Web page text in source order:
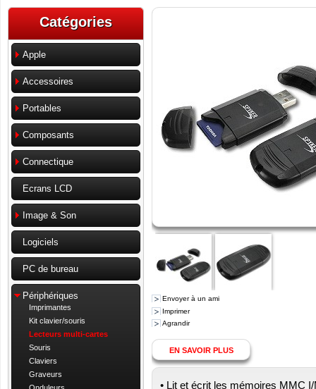
Catégories
Apple
Accessoires
Portables
Composants
Connectique
Ecrans LCD
Image & Son
Logiciels
PC de bureau
Périphériques
Imprimantes
Kit clavier/souris
Lecteurs multi-cartes
Souris
Claviers
Graveurs
Envoyer à un ami
Imprimer
Agrandir
EN SAVOIR PLUS
• Lit et écrit les mémoires MMC